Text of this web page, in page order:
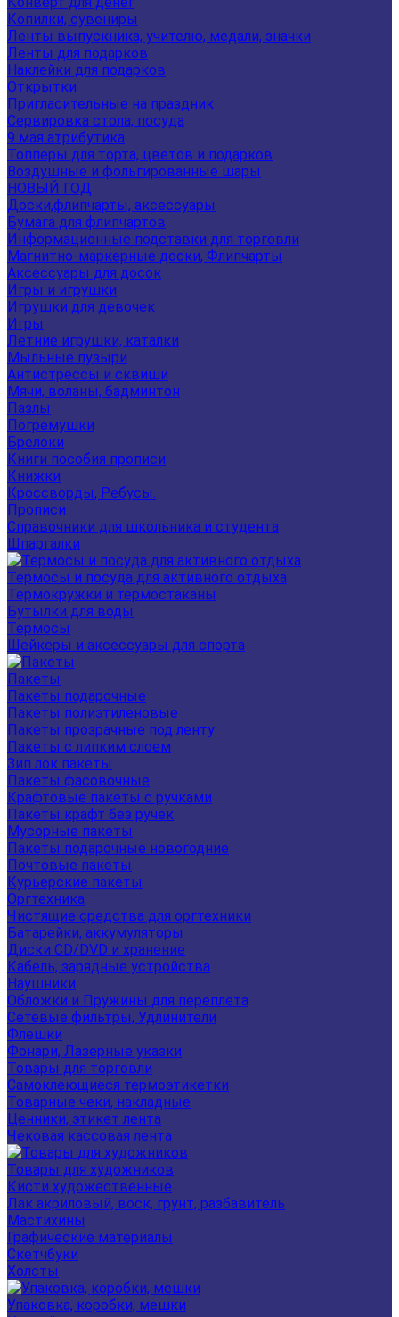
Копилки, сувениры
Ленты выпускника, учителю, медали, значки
Ленты для подарков
Наклейки для подарков
Открытки
Пригласительные на праздник
Сервировка стола, посуда
9 мая атрибутика
Топперы для торта, цветов и подарков
Воздушные и фольгированные шары
НОВЫЙ ГОД
Доски,флипчарты, аксессуары
Бумага для флипчартов
Информационные подставки для торговли
Магнитно-маркерные доски, Флипчарты
Аксессуары для досок
Игры и игрушки
Игрушки для девочек
Игры
Летние игрушки, каталки
Мыльные пузыри
Антистрессы и сквиши
Мячи, воланы, бадминтон
Пазлы
Погремушки
Брелоки
Книги пособия прописи
Книжки
Кроссворды, Ребусы.
Прописи
Справочники для школьника и студента
Шпаргалки
Термосы и посуда для активного отдыха
Термокружки и термостаканы
Бутылки для воды
Термосы
Шейкеры и аксессуары для спорта
Пакеты
Пакеты подарочные
Пакеты полиэтиленовые
Пакеты прозрачные под ленту
Пакеты с липким слоем
Зип лок пакеты
Пакеты фасовочные
Крафтовые пакеты с ручками
Пакеты крафт без ручек
Мусорные пакеты
Пакеты подарочные новогодние
Почтовые пакеты
Курьерские пакеты
Оргтехника
Чистящие средства для оргтехники
Батарейки, аккумуляторы
Диски CD/DVD и хранение
Кабель, зарядные устройства
Наушники
Обложки и Пружины для переплета
Сетевые фильтры, Удлинители
Флешки
Фонари, Лазерные указки
Товары для торговли
Самоклеющиеся термоэтикетки
Товарные чеки, накладные
Ценники, этикет лента
Чековая кассовая лента
Товары для художников
Кисти художественные
Лак акриловый, воск, грунт, разбавитель
Мастихины
Графические материалы
Скетчбуки
Холсты
Упаковка, коробки, мешки